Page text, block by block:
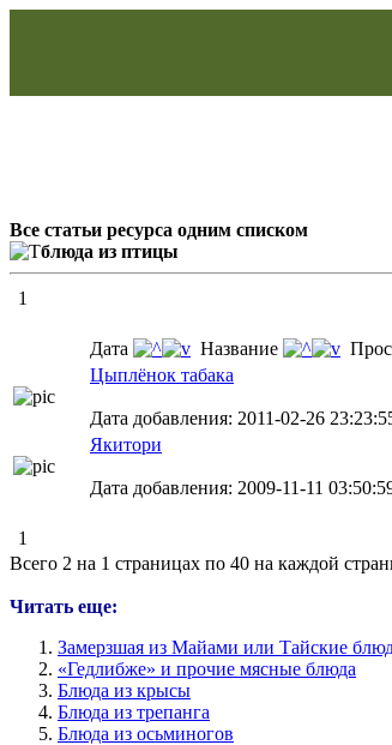
Все статьи ресурса одним списком
блюда из птицы
1
Дата Название
Цыплёнок табака
Дата добавления: 2011-02-26
Якитори
Дата добавления: 2009-11-11
1
Всего 2 на 1 страницах по 40 на каждой
Читать еще:
Замерзшая из Майами или Тайские
«Гедлибже» и прочие мясные блюда
Блюда из крысы
Блюда из трепанга
Блюда из осьминогов